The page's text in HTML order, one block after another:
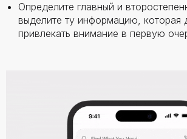
Определите главный и
выделите ту информацию, которая
привлекать внимание в первую